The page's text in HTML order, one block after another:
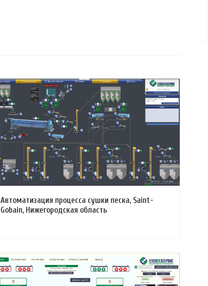
Смотреть проект
Автоматизация процесса сушки песка, Saint-
Gobain, Нижегородская область